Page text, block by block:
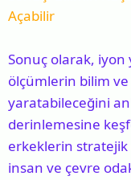
Açabilir
Sonuç olarak, iyon
ölçümlerin bilim ve
yaratabileceğini
derinlemesine
erkeklerin stratejik
insan ve çevre